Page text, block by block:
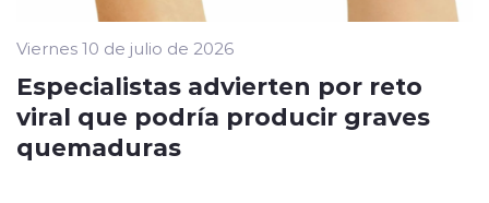
Viernes 10 de julio de 2026
Especialistas advierten por reto
viral que podría producir graves
quemaduras